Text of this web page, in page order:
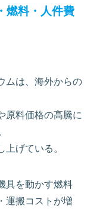
燃料・人件費
ムは、海外からの
原料価格の高騰に
上げている。
具を動かす燃料
運搬コストが増